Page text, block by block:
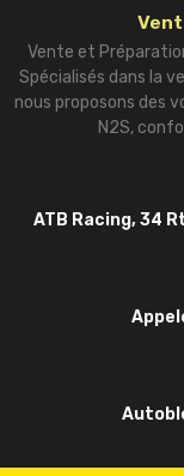
Vente et
Spécialisés dans la
nous proposons des
N2S,
ATB Racing, 34